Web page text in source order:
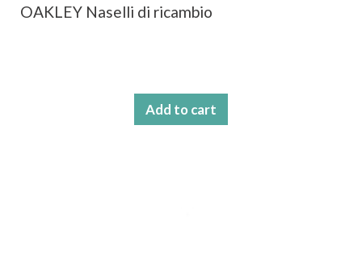
OAKLEY Naselli di ricambio
Add to cart